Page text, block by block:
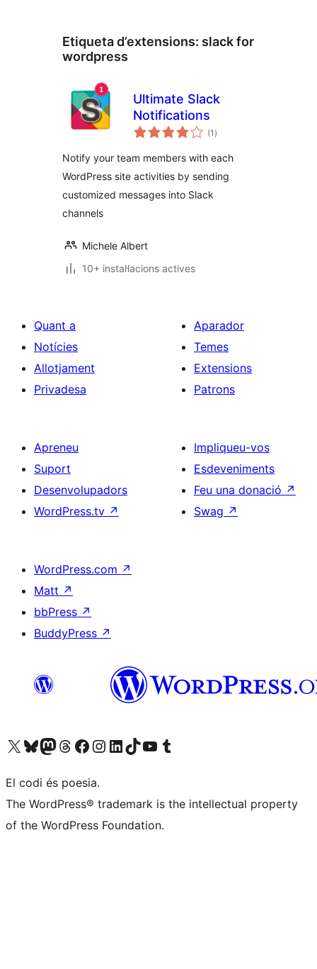
Etiqueta d’extensions: slack for
wordpress
Ultimate Slack
Notifications
(1 puntuacions
totals
)
Notify your team members with each
WordPress site activities by sending
customized messages into Slack
channels
Michele Albert
10+ instal·lacions actives
Quant a
Notícies
Allotjament
Privadesa
Aparador
Temes
Extensions
Patrons
Apreneu
Suport
Desenvolupadors
WordPress.tv ↗
Impliqueu-vos
Esdeveniments
Feu una donació ↗
Swag ↗
WordPress.com ↗
Matt ↗
bbPress ↗
BuddyPress ↗
Visiteu el nostre compte X (abans Twitter)
Visiteu el nostre compte de Bluesky
Visiteu el nostre compte al Mastodon
Visiteu el nostre compte de Threads
Visiteu la nostra pàgina al Facebook
Visiteu el nostre compte d'Instagram
Visiteu el nostre compte de LinkedIn
Visiteu el nostre compte de TikTok
Visiteu el nostre canal al YouTube
Visiteu el nostre compte de Tumblr
El codi és poesia.
The WordPress® trademark is the intellectual property
of the WordPress Foundation.